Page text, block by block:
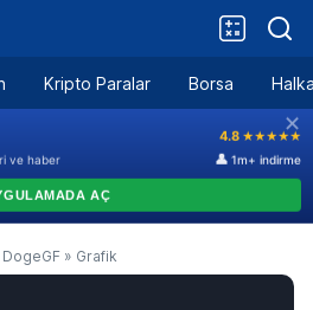
Kripto Paralar Borsa
DogeGF » Grafik